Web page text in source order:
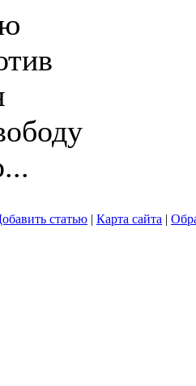
статью | Карта сайта |